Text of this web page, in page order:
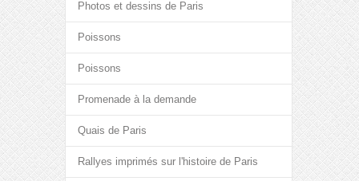
Photos et dessins de Paris
Poissons
Poissons
Promenade à la demande
Quais de Paris
Rallyes imprimés sur l'histoire de Paris